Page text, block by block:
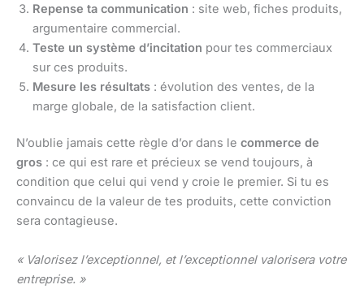
Repense ta communication : site web, fiches produits,
argumentaire commercial.
Teste un système d’incitation pour tes commerciaux
sur ces produits.
Mesure les résultats : évolution des ventes, de la
marge globale, de la satisfaction client.
N’oublie jamais cette règle d’or dans le commerce de
gros : ce qui est rare et précieux se vend toujours, à
condition que celui qui vend y croie le premier. Si tu es
convaincu de la valeur de tes produits, cette conviction
sera contagieuse.
« Valorisez l’exceptionnel, et l’exceptionnel valorisera votre
entreprise. »